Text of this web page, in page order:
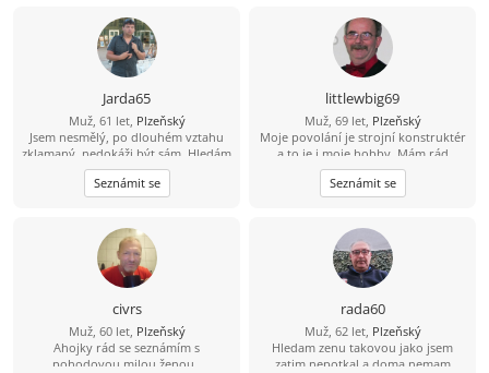
Jarda65
Muž, 61 let, Plzeňský
Jsem nesmělý, po dlouhém vztahu
zklamaný, nedokáži být sám. Hledám
někoho do týmu na život.
Seznámit se
littlewbig69
Muž, 69 let, Plzeňský
Moje povolání je strojní konstruktér
a to je i moje hobby. Mám rád
přesnost a umím si poradit snad se
vším co je doma nutné opravit či
udělat. Rád vařím a peču. Jsem
ženám úctu! SEX je moje droga a
inspirace pro mojí tvůrčí práci! V
našem věku nějaký ten rok ± nehraje
žádnou roli. Moje krédo je jak zpívá
Karel Gott: "Být stále mlád!" Život se
musí užívat a nejen přežívat!
Seznámit se
civrs
Muž, 60 let, Plzeňský
Ahojky rád se seznámím s
pohodovou milou ženou,,
rada60
Muž, 62 let, Plzeňský
Hledam zenu takovou jako jsem
zatim nepotkal a doma nemam